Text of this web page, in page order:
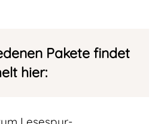
Pakete findet
hier: